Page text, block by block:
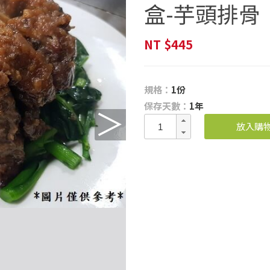
＞
盒-芋頭排骨
NT $445
規格： 1份
保存天數： 1年
放入購